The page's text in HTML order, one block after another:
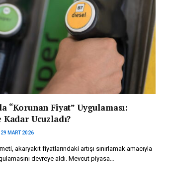
“Korunan Fiyat” Uygulaması:
Kadar Ucuzladı?
29 MART 2026
akaryakıt fiyatlarındaki artışı sınırlamak amacıyla
devreye aldı. Mevcut piyasa…